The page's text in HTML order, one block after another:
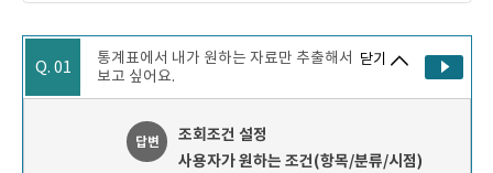
Q. 01
통계표에서 내가 원하는 자료만 추출해서
보고 싶어요.
답변
조회조건 설정
사용자가 원하는 조건(항목/분류/시점)
닫기